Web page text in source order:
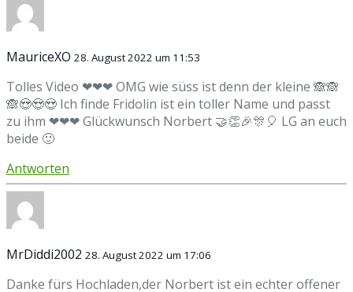
MauriceXO 28. August 2022 um 11:53
Tolles Video ❤❤❤ OMG wie süss ist denn der kleine 🙈🙈
🙈😍😍😍 Ich finde Fridolin ist ein toller Name und passt
zu ihm ❤❤❤ Glückwunsch Norbert 🤝👏🎉🎊🎈 LG an euch
beide 🙂
Antworten
MrDiddi2002 28. August 2022 um 17:06
Danke fürs Hochladen,der Norbert ist ein echter offener